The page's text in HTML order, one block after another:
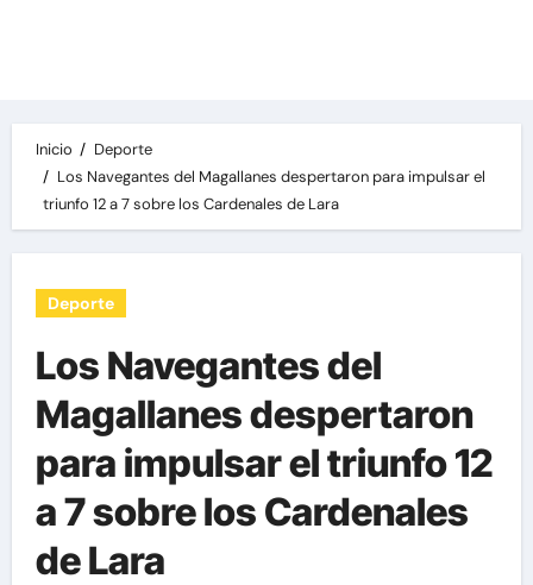
Inicio
Deporte
Los Navegantes del Magallanes despertaron para impulsar el
triunfo 12 a 7 sobre los Cardenales de Lara
Deporte
Los Navegantes del
Magallanes despertaron
para impulsar el triunfo 12
a 7 sobre los Cardenales
de Lara